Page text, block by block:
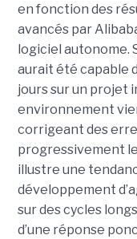
en fonction des
avancés par
logiciel autonome.
aurait été capable
jours sur un projet
environnement
corrigeant des
progressivement
illustre une
développement
sur des cycles
d’une réponse